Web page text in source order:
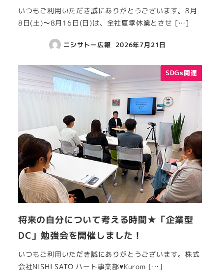
いつもご利用いただき誠にありがとうございます。8月
8日(土)〜8月16日(日)は、全社夏季休業とさせ […]
ニシサトー広報 2026年7月21日
SDGs関連
将来の自分について考える時間★「企業型
DC」勉強会を開催しました！
いつもご利用いただき誠にありがとうございます。株式
会社NISHI SATO ハート事業部♥Kurom […]